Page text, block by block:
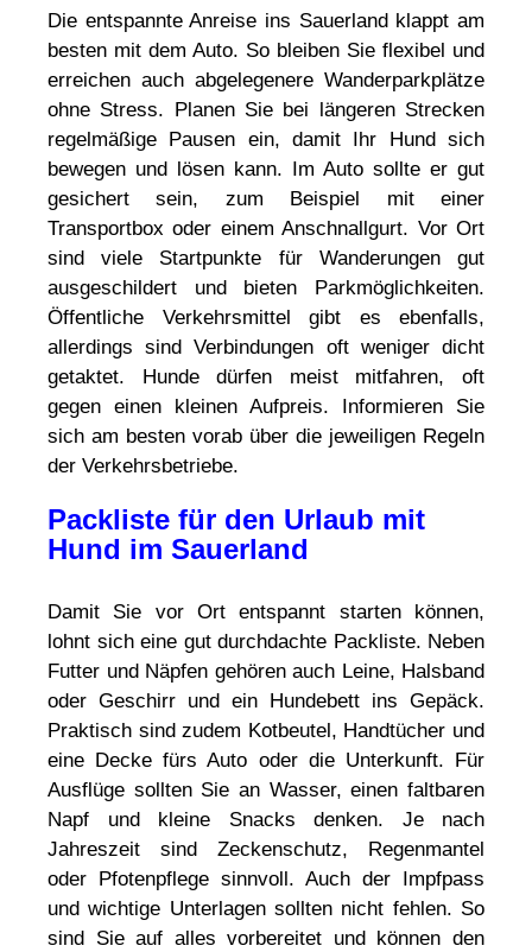
Die entspannte Anreise ins Sauerland klappt am
besten mit dem Auto. So bleiben Sie flexibel und
erreichen auch abgelegenere Wanderparkplätze
ohne Stress. Planen Sie bei längeren Strecken
regelmäßige Pausen ein, damit Ihr Hund sich
bewegen und lösen kann. Im Auto sollte er gut
gesichert sein, zum Beispiel mit einer
Transportbox oder einem Anschnallgurt. Vor Ort
sind viele Startpunkte für Wanderungen gut
ausgeschildert und bieten Parkmöglichkeiten.
Öffentliche Verkehrsmittel gibt es ebenfalls,
allerdings sind Verbindungen oft weniger dicht
getaktet. Hunde dürfen meist mitfahren, oft
gegen einen kleinen Aufpreis. Informieren Sie
sich am besten vorab über die jeweiligen Regeln
der Verkehrsbetriebe.
Packliste für den Urlaub mit
Hund im Sauerland
Damit Sie vor Ort entspannt starten können,
lohnt sich eine gut durchdachte Packliste. Neben
Futter und Näpfen gehören auch Leine, Halsband
oder Geschirr und ein Hundebett ins Gepäck.
Praktisch sind zudem Kotbeutel, Handtücher und
eine Decke fürs Auto oder die Unterkunft. Für
Ausflüge sollten Sie an Wasser, einen faltbaren
Napf und kleine Snacks denken. Je nach
Jahreszeit sind Zeckenschutz, Regenmantel
oder Pfotenpflege sinnvoll. Auch der Impfpass
und wichtige Unterlagen sollten nicht fehlen. So
sind Sie auf alles vorbereitet und können den